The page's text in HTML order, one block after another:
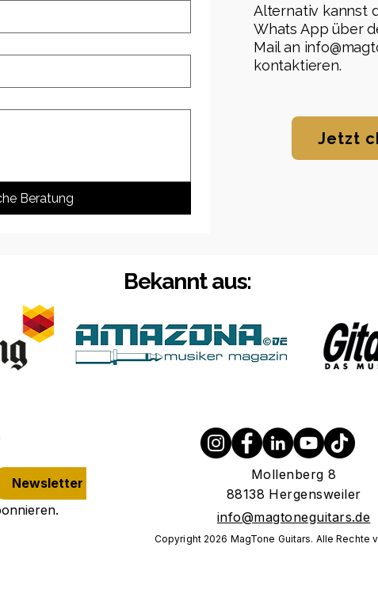
Beratung
Alternativ kannst
Whats App über
Mail an
kontaktieren.
Jetzt
Bekannt aus:
Newsletter abonnieren
Mollenberg 8
88138 Hergensweiler
info@magtoneguitars.de
Copyright 2026 MagTone Guitars. Alle Rechte